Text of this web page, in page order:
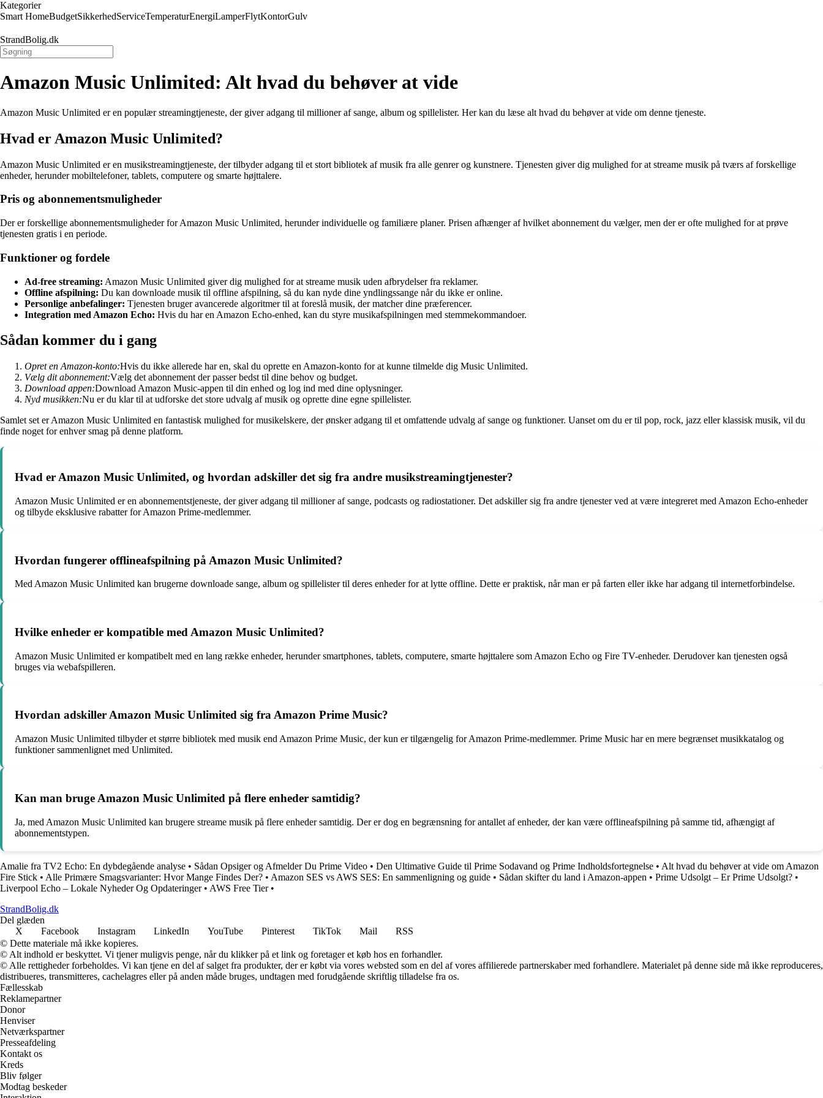
Kategorier
Smart HomeBudgetSikkerhedServiceTemperaturEnergiLamperFlytKontorGulv
StrandBolig.dk
Amazon Music Unlimited: Alt hvad du behøver at vide
Amazon Music Unlimited er en populær streamingtjeneste, der giver adgang til millioner af sange, album og spillelister. Her kan du læse alt hvad du behøver at vide om denne tjeneste.
Hvad er Amazon Music Unlimited?
Amazon Music Unlimited er en musikstreamingtjeneste, der tilbyder adgang til et stort bibliotek af musik fra alle genrer og kunstnere. Tjenesten giver dig mulighed for at streame musik på tværs af forskellige
enheder, herunder mobiltelefoner, tablets, computere og smarte højttalere.
Pris og abonnementsmuligheder
Der er forskellige abonnementsmuligheder for Amazon Music Unlimited, herunder individuelle og familiære planer. Prisen afhænger af hvilket abonnement du vælger, men der er ofte mulighed for at prøve
tjenesten gratis i en periode.
Funktioner og fordele
Ad-free streaming: Amazon Music Unlimited giver dig mulighed for at streame musik uden afbrydelser fra reklamer.
Offline afspilning: Du kan downloade musik til offline afspilning, så du kan nyde dine yndlingssange når du ikke er online.
Personlige anbefalinger: Tjenesten bruger avancerede algoritmer til at foreslå musik, der matcher dine præferencer.
Integration med Amazon Echo: Hvis du har en Amazon Echo-enhed, kan du styre musikafspilningen med stemmekommandoer.
Sådan kommer du i gang
Opret en Amazon-konto:Hvis du ikke allerede har en, skal du oprette en Amazon-konto for at kunne tilmelde dig Music Unlimited.
Vælg dit abonnement:Vælg det abonnement der passer bedst til dine behov og budget.
Download appen:Download Amazon Music-appen til din enhed og log ind med dine oplysninger.
Nyd musikken:Nu er du klar til at udforske det store udvalg af musik og oprette dine egne spillelister.
Samlet set er Amazon Music Unlimited en fantastisk mulighed for musikelskere, der ønsker adgang til et omfattende udvalg af sange og funktioner. Uanset om du er til pop, rock, jazz eller klassisk musik, vil du
finde noget for enhver smag på denne platform.
Hvad er Amazon Music Unlimited, og hvordan adskiller det sig fra andre musikstreamingtjenester?
Amazon Music Unlimited er en abonnementstjeneste, der giver adgang til millioner af sange, podcasts og radiostationer. Det adskiller sig fra andre tjenester ved at være integreret med Amazon Echo-enheder
og tilbyde eksklusive rabatter for Amazon Prime-medlemmer.
Hvordan fungerer offlineafspilning på Amazon Music Unlimited?
Med Amazon Music Unlimited kan brugerne downloade sange, album og spillelister til deres enheder for at lytte offline. Dette er praktisk, når man er på farten eller ikke har adgang til internetforbindelse.
Hvilke enheder er kompatible med Amazon Music Unlimited?
Amazon Music Unlimited er kompatibelt med en lang række enheder, herunder smartphones, tablets, computere, smarte højttalere som Amazon Echo og Fire TV-enheder. Derudover kan tjenesten også
bruges via webafspilleren.
Hvordan adskiller Amazon Music Unlimited sig fra Amazon Prime Music?
Amazon Music Unlimited tilbyder et større bibliotek med musik end Amazon Prime Music, der kun er tilgængelig for Amazon Prime-medlemmer. Prime Music har en mere begrænset musikkatalog og
funktioner sammenlignet med Unlimited.
Kan man bruge Amazon Music Unlimited på flere enheder samtidig?
Ja, med Amazon Music Unlimited kan brugere streame musik på flere enheder samtidig. Der er dog en begrænsning for antallet af enheder, der kan være offlineafspilning på samme tid, afhængigt af
abonnementstypen.
Amalie fra TV2 Echo: En dybdegående analyse • Sådan Opsiger og Afmelder Du Prime Video • Den Ultimative Guide til Prime Sodavand og Prime Indholdsfortegnelse • Alt hvad du behøver at vide om Amazon
Fire Stick • Alle Primære Smagsvarianter: Hvor Mange Findes Der? • Amazon SES vs AWS SES: En sammenligning og guide • Sådan skifter du land i Amazon-appen • Prime Udsolgt – Er Prime Udsolgt? •
Liverpool Echo – Lokale Nyheder Og Opdateringer• AWS Free Tier•
StrandBolig.dk
Del glæden
X
Facebook Instagram LinkedIn YouTube Pinterest TikTok Mail
RSS
© Dette materiale må ikke kopieres.
© Alt indhold er beskyttet. Vi tjener muligvis penge, når du klikker på et link og foretager et køb hos en forhandler.
© Alle rettigheder forbeholdes. Vi kan tjene en del af salget fra produkter, der er købt via vores websted som en del af vores affilierede partnerskaber med forhandlere. Materialet på denne side må ikke reproduceres,
distribueres, transmitteres, cachelagres eller på anden måde bruges, undtagen med forudgående skriftlig tilladelse fra os.
Fællesskab
Reklamepartner
Donor
Henviser
Netværkspartner
Presseafdeling
Kontakt os
Kreds
Bliv følger
Modtag beskeder